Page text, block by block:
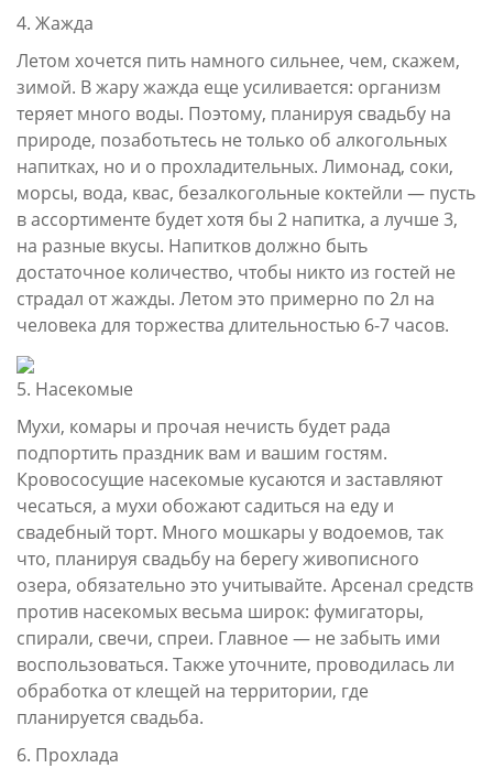
4. Жажда
Летом хочется пить намного сильнее, чем, скажем,
зимой. В жару жажда еще усиливается: организм
теряет много воды. Поэтому, планируя свадьбу на
природе, позаботьтесь не только об алкогольных
напитках, но и о прохладительных. Лимонад, соки,
морсы, вода, квас, безалкогольные коктейли — пусть
в ассортименте будет хотя бы 2 напитка, а лучше 3,
на разные вкусы. Напитков должно быть
достаточное количество, чтобы никто из гостей не
страдал от жажды. Летом это примерно по 2л на
человека для торжества длительностью 6-7 часов.
5. Насекомые
Мухи, комары и прочая нечисть будет рада
подпортить праздник вам и вашим гостям.
Кровососущие насекомые кусаются и заставляют
чесаться, а мухи обожают садиться на еду и
свадебный торт. Много мошкары у водоемов, так
что, планируя свадьбу на берегу живописного
озера, обязательно это учитывайте. Арсенал средств
против насекомых весьма широк: фумигаторы,
спирали, свечи, спреи. Главное — не забыть ими
воспользоваться. Также уточните, проводилась ли
обработка от клещей на территории, где
планируется свадьба.
6. Прохлада